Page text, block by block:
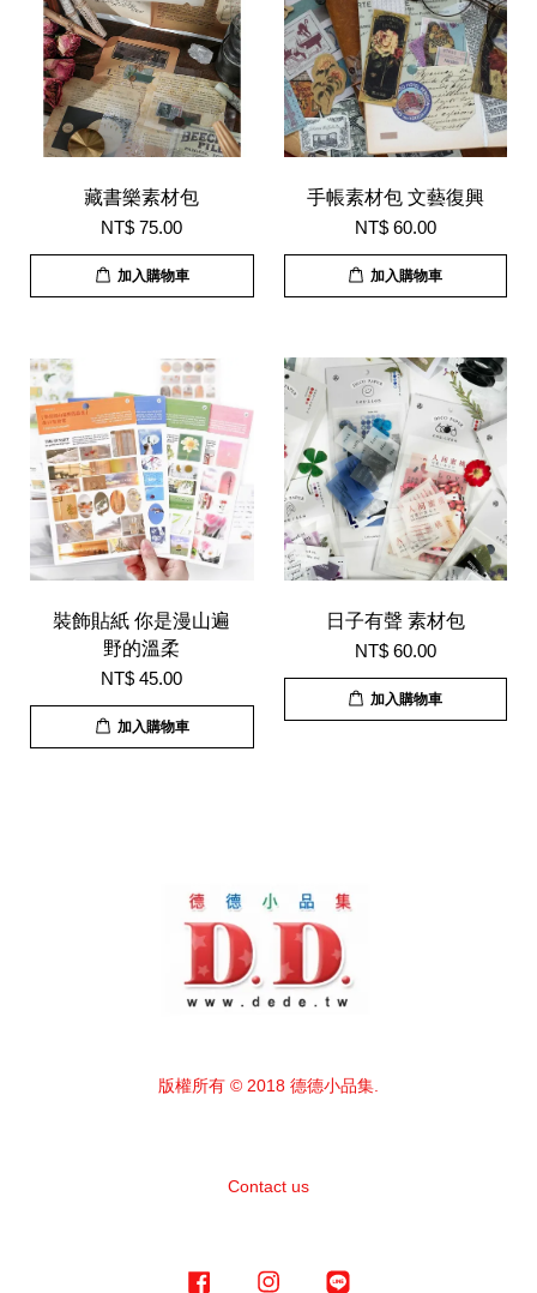
藏書樂素材包
NT$ 75.00
加入購物車
手帳素材包 文藝復興
NT$ 60.00
加入購物車
裝飾貼紙 你是漫山遍
野的溫柔
NT$ 45.00
加入購物車
日子有聲 素材包
NT$ 60.00
加入購物車
版權所有 © 2018 德德小品集.
Contact us
Facebook Instagram